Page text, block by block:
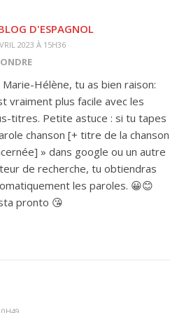
D'ESPAGNOL
2023 À 15H36
Marie-Hélène, tu as bien raison:
vraiment plus facile avec les
titres. Petite astuce : si tu tapes
chanson [+ titre de la chanson
» dans google ou un autre
de recherche, tu obtiendras
les paroles. 😀😊
pronto 😘